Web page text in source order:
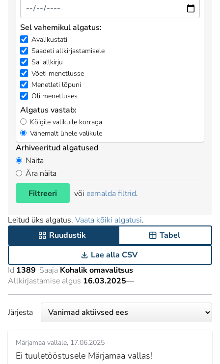
Sel vahemikul algatus:
Avalikustati
Saadeti allkirjastamisele
Sai allkirju
Võeti menetlusse
Menetleti lõpuni
Oli menetluses
Algatus vastab:
Kõigile valikuile korraga
Vähemalt ühele valikule
Arhiveeritud algatused
Näita
Ära näita
Filtreeri
või eemalda filtrid.
Leitud üks algatus. Vaata kõiki algatusi.
Ruudustik
Tabel
Lae alla CSV
Id 1389 Saaja Kohalik omavalitsus
Allkirjastamise algus 16.03.2025—
Järjesta
Märjamaa vallale 17.06.2025
Ei tuuletööstusele Märjamaa vallas!